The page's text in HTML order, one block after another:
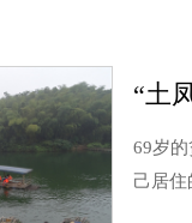
“土
69岁
己居住